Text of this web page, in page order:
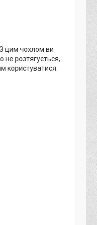
З цим чохлом ви
не розтягується,
користуватися.